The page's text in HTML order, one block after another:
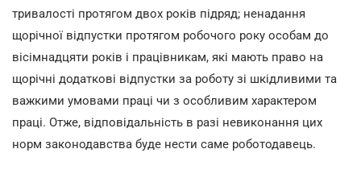
тривалості протягом двох років підряд; ненадання
щорічної відпустки протягом робочого року особам до
вісімнадцяти років і працівникам, які мають право на
щорічні додаткові відпустки за роботу зі шкідливими та
важкими умовами праці чи з особливим характером
праці. Отже, відповідальність в разі невиконання цих
норм законодавства буде нести саме роботодавець.